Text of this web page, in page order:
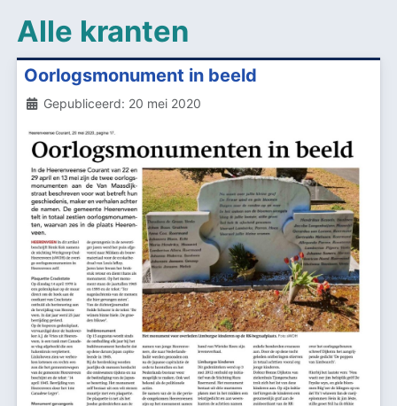
Alle kranten
Oorlogsmonument in beeld
Details
Gepubliceerd: 20 mei 2020